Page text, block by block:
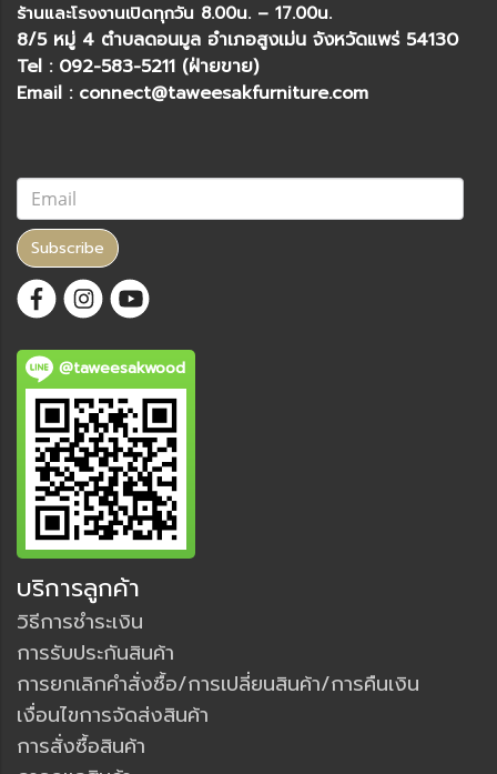
ร้านและโรงงานเปิดทุกวัน 8.00น. – 17.00น.
8/5 หมู่ 4 ตำบลดอนมูล อำเภอสูงเม่น จังหวัดแพร่ 54130
Tel : 092-583-5211 (ฝ่ายขาย)
Email : connect@taweesakfurniture.com
Subscribe
@taweesakwood
บริการลูกค้า
วิธีการชำระเงิน
การรับประกันสินค้า
การยกเลิกคำสั่งซื้อ/การเปลี่ยนสินค้า/การคืนเงิน
เงื่อนไขการจัดส่งสินค้า
การสั่งซื้อสินค้า